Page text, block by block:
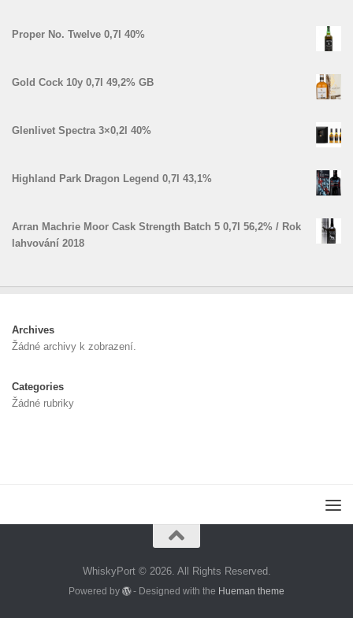
Proper No. Twelve 0,7l 40%
Gold Cock 10y 0,7l 49,2% GB
Glenlivet Spectra 3×0,2l 40%
Highland Park Dragon Legend 0,7l 43,1%
Arran Machrie Moor Cask Strength Batch 5 0,7l 56,2% / Rok
lahvování 2018
Archives
Žádné archivy k zobrazení.
Categories
Žádné rubriky
WhiskyPort © 2026. All Rights Reserved.
Powered by - Designed with the Hueman theme